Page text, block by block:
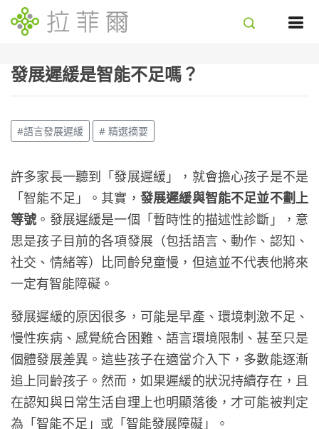
發展遲緩是智能不足嗎？
#語言發展遲緩 # 精選摘要
許多家長一聽到「發展遲緩」，就會擔心孩子是不是
「智能不足」。其實， 發展遲緩與智能不足並不劃上
等號 。發展遲緩是一個「暫時性的描述性診斷」，意
思是孩子目前的各項發展（包括語言、動作、認知、
社交、情緒等）比同齡兒童慢，但這並不代表他將來
一定有智能障礙。
發展遲緩的原因很多，可能是早產、環境刺激不足、
慢性疾病、感覺統合困難、語言環境限制、甚至只是
個體發展差異。這些孩子在適當介入下，多數能逐漸
追上同齡孩子。然而，如果遲緩的狀況持續存在，且
在認知與日常生活自理上也明顯落後，才可能被判定
為「智能不足」或「智能發展障礙」。